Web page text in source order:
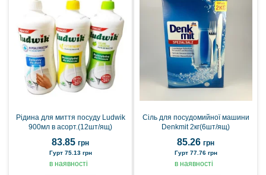
Рідина для миття посуду Ludwik
900мл в асорт.(12шт/ящ)
83.85 грн
Гурт 75.13 грн
в наявності
Сіль для посудомийної машини
Denkmit 2кг(6шт/ящ)
85.26 грн
Гурт 77.76 грн
в наявності